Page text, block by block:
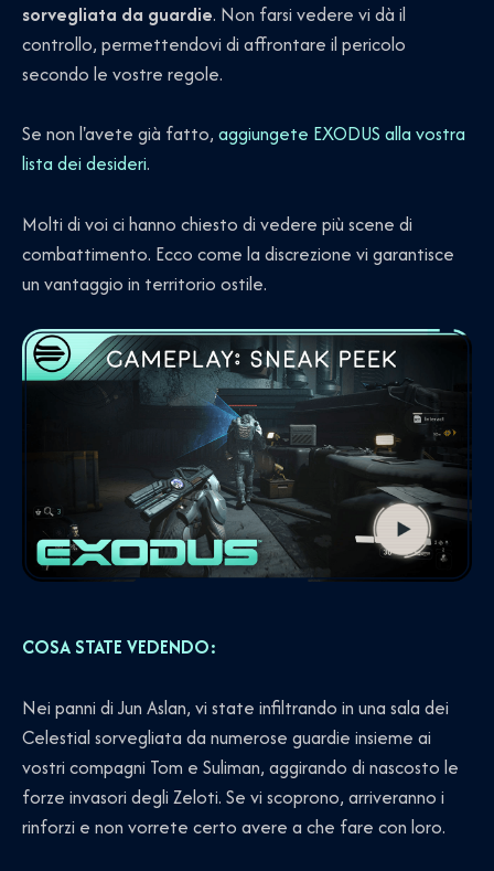
sorvegliata da guardie. Non farsi vedere vi dà il
controllo, permettendovi di affrontare il pericolo
secondo le vostre regole.
Se non l'avete già fatto, aggiungete EXODUS alla vostra
lista dei desideri.
Molti di voi ci hanno chiesto di vedere più scene di
combattimento. Ecco come la discrezione vi garantisce
un vantaggio in territorio ostile.
COSA STATE VEDENDO:
Nei panni di Jun Aslan, vi state infiltrando in una sala dei
Celestial sorvegliata da numerose guardie insieme ai
vostri compagni Tom e Suliman, aggirando di nascosto le
forze invasori degli Zeloti. Se vi scoprono, arriveranno i
rinforzi e non vorrete certo avere a che fare con loro.